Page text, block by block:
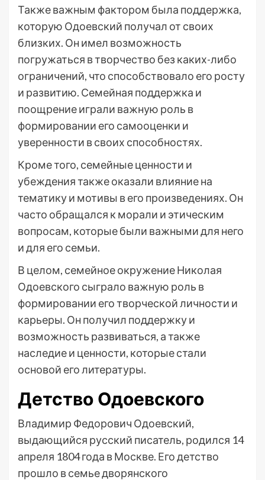
Также важным фактором была поддержка,
которую Одоевский получал от своих
близких. Он имел возможность
погружаться в творчество без каких-либо
ограничений, что способствовало его росту
и развитию. Семейная поддержка и
поощрение играли важную роль в
формировании его самооценки и
уверенности в своих способностях.
Кроме того, семейные ценности и
убеждения также оказали влияние на
тематику и мотивы в его произведениях. Он
часто обращался к морали и этическим
вопросам, которые были важными для него
и для его семьи.
В целом, семейное окружение Николая
Одоевского сыграло важную роль в
формировании его творческой личности и
карьеры. Он получил поддержку и
возможность развиваться, а также
наследие и ценности, которые стали
основой его литературы.
Детство Одоевского
Владимир Федорович Одоевский,
выдающийся русский писатель, родился 14
апреля 1804 года в Москве. Его детство
прошло в семье дворянского